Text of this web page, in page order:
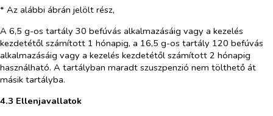
* Az alábbi ábrán jelölt rész,
A 6,5 g-os tartály 30 befúvás alkalmazásáig vagy a kezelés
kezdetétől számított 1 hónapig, a 16,5 g-os tartály 120 befúvás
alkalmazásáig vagy a kezelés kezdetétől számított 2 hónapig
használható. A tartályban maradt szuszpenzió nem tölthető át
másik tartályba.
4.3 Ellenjavallatok